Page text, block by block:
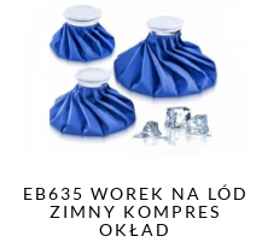
EB635 WOREK NA LÓD
ZIMNY KOMPRES
OKŁAD